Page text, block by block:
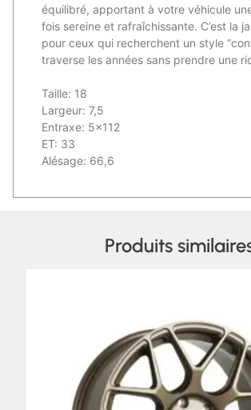
équilibré, apportant à votre véhicule
fois sereine et rafraîchissante. C’est la
pour ceux qui recherchent un style
traverse les années sans prendre une
Taille: 18
Largeur: 7,5
Entraxe: 5×112
ET: 33
Alésage: 66,6
Produits